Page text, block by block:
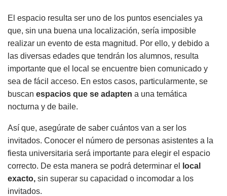
El espacio resulta ser uno de los puntos esenciales ya
que, sin una buena una localización, sería imposible
realizar un evento de esta magnitud. Por ello, y debido a
las diversas edades que tendrán los alumnos, resulta
importante que el local se encuentre bien comunicado y
sea de fácil acceso. En estos casos, particularmente, se
buscan espacios que se adapten a una temática
nocturna y de baile.
Así que, asegúrate de saber cuántos van a ser los
invitados. Conocer el número de personas asistentes a la
fiesta universitaria será importante para elegir el espacio
correcto. De esta manera se podrá determinar el
local
exacto, sin superar su capacidad o incomodar a los
invitados.